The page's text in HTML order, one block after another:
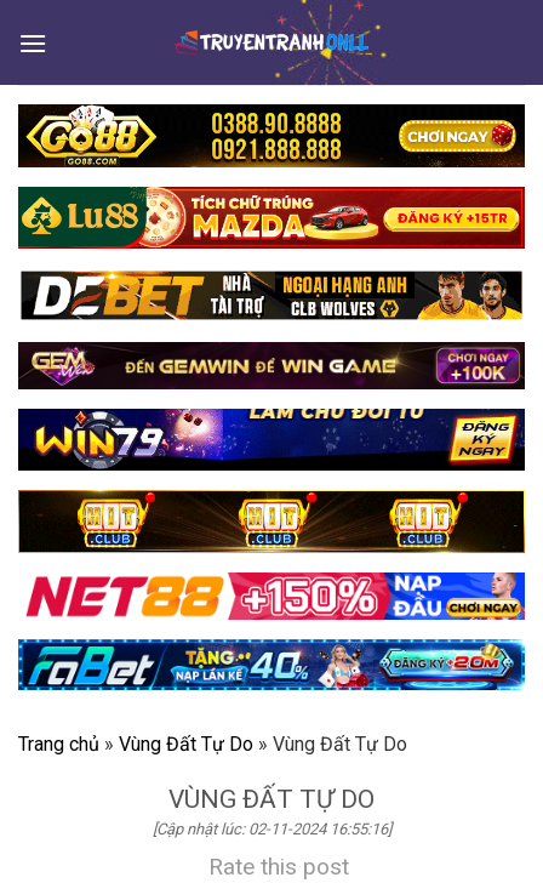
Trang chủ » Vùng Đất Tự Do » Vùng Đất Tự Do
VÙNG ĐẤT TỰ DO
[Cập nhật lúc: 02-11-2024 16:55:16]
Rate this post